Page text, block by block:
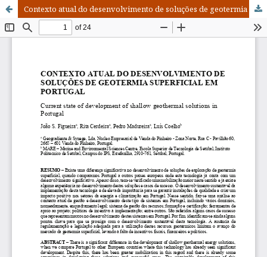
Contexto atual do desenvolvimento de soluções de geotermia superficial em Portugal